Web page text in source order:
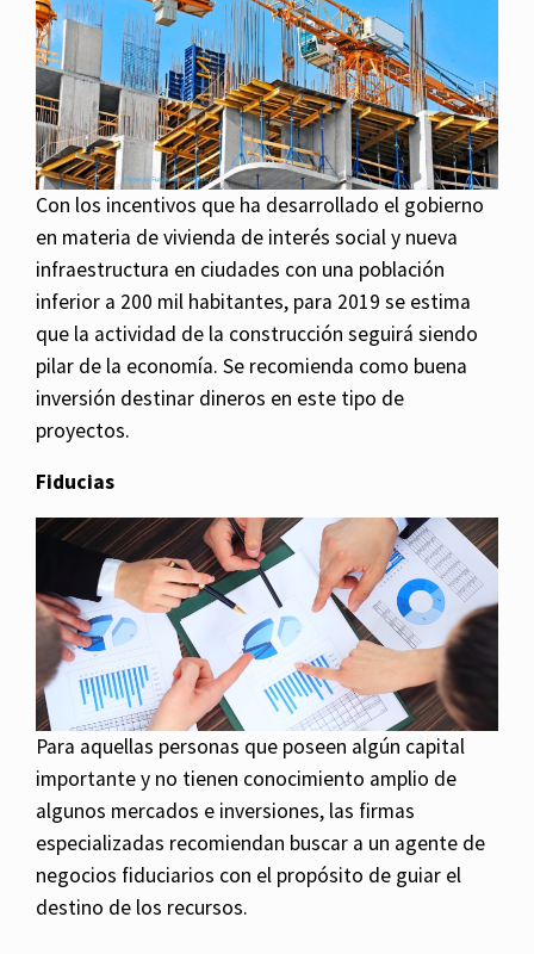
Con los incentivos que ha desarrollado el gobierno
en materia de vivienda de interés social y nueva
infraestructura en ciudades con una población
inferior a 200 mil habitantes, para 2019 se estima
que la actividad de la construcción seguirá siendo
pilar de la economía. Se recomienda como buena
inversión destinar dineros en este tipo de
proyectos.
Fiducias
Para aquellas personas que poseen algún capital
importante y no tienen conocimiento amplio de
algunos mercados e inversiones, las firmas
especializadas recomiendan buscar a un agente de
negocios fiduciarios con el propósito de guiar el
destino de los recursos.